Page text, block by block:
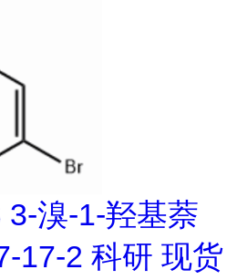
溴-1-羟基萘
17-2 科研 现货